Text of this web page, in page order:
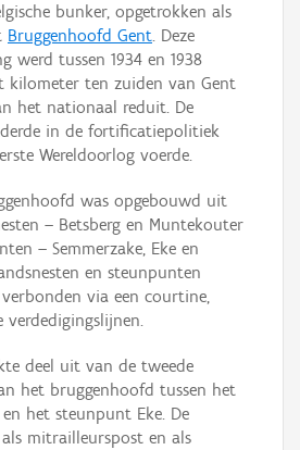
bunker, opgetrokken als
Bruggenhoofd Gent. Deze
werd tussen 1934 en 1938
kilometer ten zuiden van Gent
het nationaal reduit. De
in de fortificatiepolitiek
Wereldoorlog voerde.
was opgebouwd uit
– Betsberg en Muntekouter
– Semmerzake, Eke en
en steunpunten
via een courtine,
deel uit van de tweede
het bruggenhoofd tussen het
het steunpunt Eke. De
mitrailleurspost en als